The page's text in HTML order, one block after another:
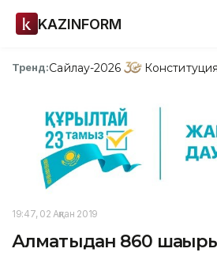
KAZINFORM
Тренд:Сайлау-2026
19:47, 02 Ақпан 2019
Алматыдан 860